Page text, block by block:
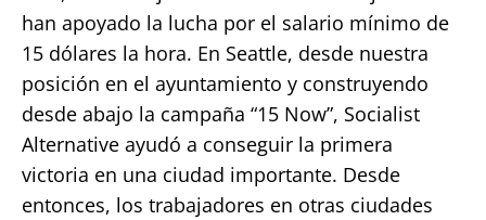
han apoyado la lucha por el salario mínimo de
15 dólares la hora. En Seattle, desde nuestra
posición en el ayuntamiento y construyendo
desde abajo la campaña “15 Now”, Socialist
Alternative ayudó a conseguir la primera
victoria en una ciudad importante. Desde
entonces, los trabajadores en otras ciudades